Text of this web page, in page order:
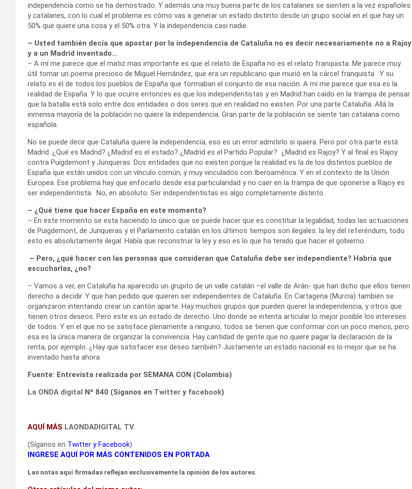
independencia como se ha demostrado. Y además una muy buena parte de los catalanes se sienten a la vez españoles
y catalanes, con lo cual el problema es cómo vas a generar un estado distinto desde un grupo social en el que hay un
50% que quiere una cosa y el 50% otra. Y la independencia casi nadie.
– Usted también decía que apostar por la independencia de Cataluña no es decir necesariamente no a Rajoy
y a un Madrid inventado…
– A mí me parece que el matiz mas importante es que el relato de España no es el relato franquista. Me parece muy
útil tomar un poema precioso de Miguel Hernández, que era un republicano que murió en la cárcel franquista. Y su
relato es el de todos los pueblos de España que formaban el conjunto de esa nación. A mí me parece que esa es la
realidad de España. Y lo que ocurre entonces es que los independentistas y en Madrid han caído en la trampa de pensar
que la batalla está solo entre dos entidades o dos seres que en realidad no existen. Por una parte Cataluña. Allá la
inmensa mayoría de la población no quiere la independencia. Gran parte de la población se siente tan catalana como
española.
No se puede decir que Cataluña quiere la independencia, eso es un error admitirlo si quiera. Pero por otra parte está
Madrid. ¿Qué es Madrid? ¿Madrid es el estado? ¿Madrid es el Partido Popular? ¿Madrid es Rajoy? Y al final es Rajoy
contra Puigdemont y Junqueras. Dos entidades que no existen porque la realidad es la de los distintos pueblos de
España que están unidos con un vínculo común, y muy vinculados con Iberoamérica. Y en el contexto de la Unión
Europea. Ese problema hay que enfocarlo desde esa particularidad y no caer en la trampa de que oponerse a Rajoy es
ser independentista. No, en absoluto. Ser independentistas es algo completamente distinto.
– ¿Qué tiene que hacer España en este momento?
– En este momento se esta haciendo lo único que se puede hacer que es constituir la legalidad, todas las actuaciones
de Puigdemont, de Junqueras y el Parlamento catalán en los últimos tiempos son ilegales: la ley del referéndum, todo
esto es absolutamente ilegal. Había que reconstruir la ley y eso es lo que ha tenido que hacer el gobierno.
– Pero, ¿qué hacer con las personas que consideran que Cataluña debe ser independiente? Habría que
escucharlas, ¿no?
– Vamos a ver, en Cataluña ha aparecido un grupito de un valle catalán –el valle de Arán- que han dicho que ellos tienen
derecho a decidir. Y que han pedido que quieren ser independientes de Cataluña. En Cartagena (Murcia) también se
organizaron intentando crear un cantón aparte. Hay muchos grupos que pueden querer la independencia, y otros que
tienen otros deseos. Pero este es un estado de derecho. Uno donde se intenta articular lo mejor posible los intereses
de todos. Y en el que no se satisface plenamente a ninguno, todos se tienen que conformar con un poco menos, pero
esa es la única manera de organizar la convivencia. Hay cantidad de gente que no quiere pagar la declaración de la
renta, por ejemplo. ¿Hay que satisfacer ese deseo también? Justamente un estado nacional es lo mejor que se ha
inventado hasta ahora.
Fuente: Entrevista realizada por SEMANA CON (Colombia)
La ONDA digital Nº 840 (Síganos en Twitter y facebook)
AQUÍ MÁS LAONDADIGITAL TV.
(Síganos en Twitter yFacebook)
INGRESE AQUÍ POR MÁS CONTENIDOS EN PORTADA
Las notas aquí firmadas reflejan exclusivamente la opinión de los autores.